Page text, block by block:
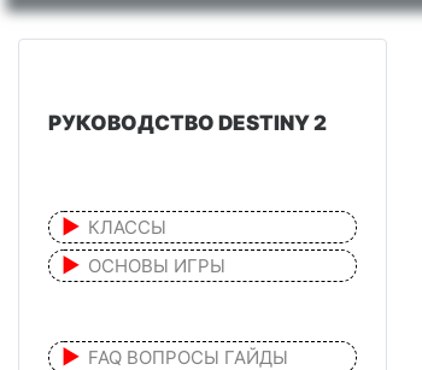
РУКОВОДСТВО DESTINY 2
КЛАССЫ
ОСНОВЫ ИГРЫ
FAQ ВОПРОСЫ ГАЙДЫ